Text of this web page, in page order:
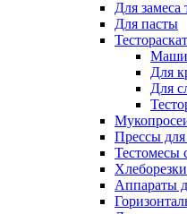
Для замеса
Для пасты
Для
Для
Прессы для
Тестомесы
Хлеборезки
Аппараты